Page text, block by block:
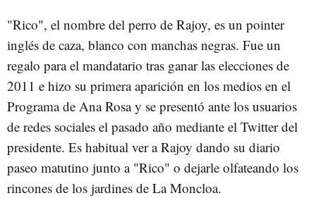
"Rico", el nombre del perro de Rajoy, es un pointer
inglés de caza, blanco con manchas negras. Fue un
regalo para el mandatario tras ganar las elecciones de
2011 e hizo su primera aparición en los medios en el
Programa de Ana Rosa y se presentó ante los usuarios
de redes sociales el pasado año mediante el Twitter del
presidente. Es habitual ver a Rajoy dando su diario
paseo matutino junto a "Rico" o dejarle olfateando los
rincones de los jardines de La Moncloa.